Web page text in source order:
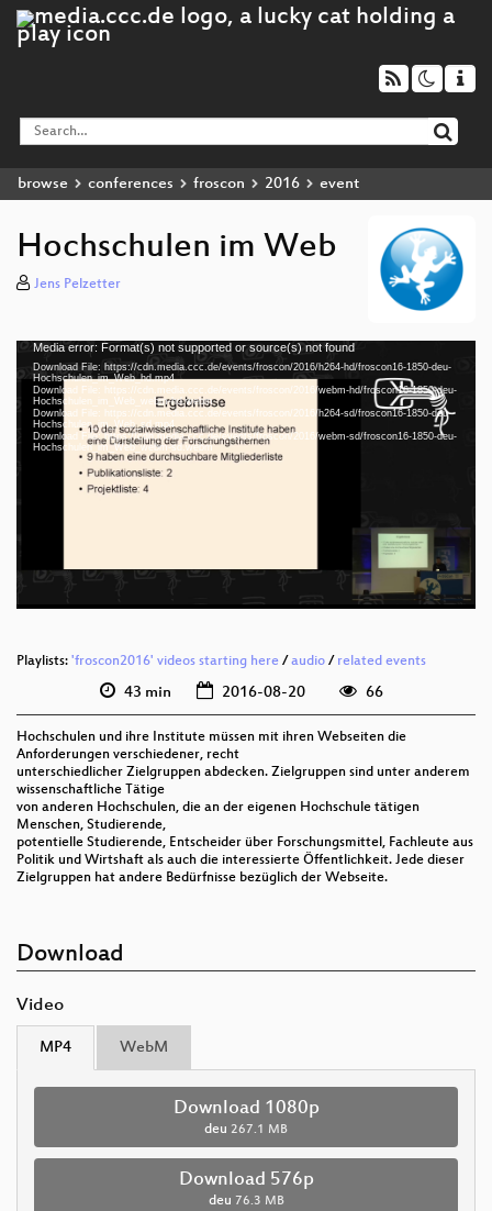
browse conferences froscon 2016 event
Hochschulen im Web
Jens Pelzetter
Video
Player
Media error: Format(s) not supported or source(s) not found
Download File: https://cdn.media.ccc.de/events/froscon/2016/h264-hd/froscon16-1850-deu-
Hochschulen_im_Web_hd.mp4
Download File: https://cdn.media.ccc.de/events/froscon/2016/webm-hd/froscon16-1850-deu-
Hochschulen_im_Web_webm-hd.webm
Download File: https://cdn.media.ccc.de/events/froscon/2016/h264-sd/froscon16-1850-deu-
Hochschulen_im_Web_sd.mp4
Download File: https://cdn.media.ccc.de/events/froscon/2016/webm-sd/froscon16-1850-deu-
Hochschulen_im_Web_webm-sd.webm
deu 576p (webm)
Playlists: 'froscon2016' videos starting here / audio / related events
43 min 2016-08-20 66
Hochschulen und ihre Institute müssen mit ihren Webseiten die
Anforderungen verschiedener, recht
unterschiedlicher Zielgruppen abdecken. Zielgruppen sind unter anderem
wissenschaftliche Tätige
von anderen Hochschulen, die an der eigenen Hochschule tätigen
Menschen, Studierende,
potentielle Studierende, Entscheider über Forschungsmittel, Fachleute aus
Politik und Wirtshaft als auch die interessierte Öffentlichkeit. Jede dieser
Zielgruppen hat andere Bedürfnisse bezüglich der Webseite.
Download
Video
MP4 WebM
Download 1080p
deu 267.1 MB
Download 576p
deu 76.3 MB